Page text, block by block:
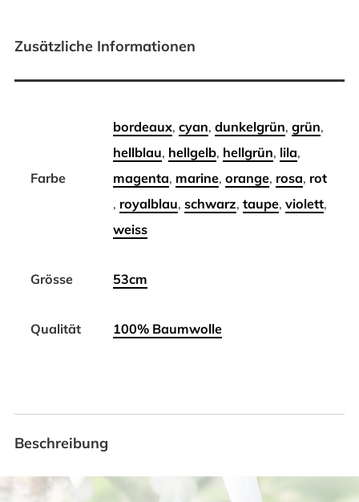
Zusätzliche Informationen
Farbe
bordeaux, cyan, dunkelgrün, grün,
hellblau, hellgelb, hellgrün, lila,
magenta, marine, orange, rosa, rot
, royalblau, schwarz, taupe, violett,
weiss
Grösse 53cm
Qualität 100% Baumwolle
Beschreibung